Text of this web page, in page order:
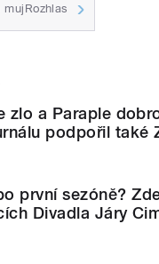
zlo a Paraple
podpořil také
první sezóně?
Divadla Járy